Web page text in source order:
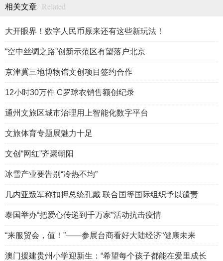
相关文章 Related
大开眼界！数字人民币原来还有这些新玩法！
“空中丝绸之路”创新示范区有望落户北京
京津冀三地博物馆文创项目签约合作
12小时30万件 C罗球衣销售额创纪录
通州文旅区城市治理用上智能化数字平台
文旅体育专题展魅力十足
文创“网红”齐聚朝阳
冰雪产业要告别“冷热不均”
几内亚叛军称扣押总统孔戴 联合国等国际组织予以谴责
泰国举办“把爱心传递到千万家”活动抗击疫情
“来服贸会，值！”——参展台商看好大陆经济“健康未来
澳门援建贵州小学迎新生：“希望每个孩子都能在爱里成长